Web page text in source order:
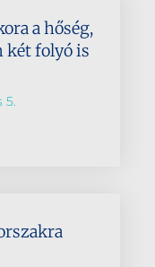
a hőség,
két folyó is
5.